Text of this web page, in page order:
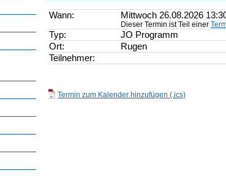
Wann: Mittwoch 26.08.2026
Dieser Termin ist Teil einer
Typ:
JO Programm
Ort:
Rugen
Teilnehmer:
Termin zum Kalender hinzufügen (.ics)